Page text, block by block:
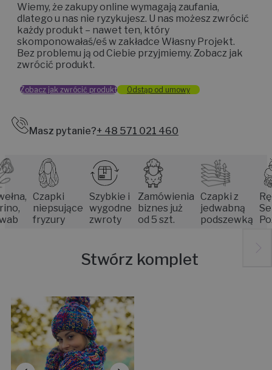
Wiemy, że zakupy online wymagają zaufania,
dlatego u nas nie ryzykujesz. U nas możesz zwrócić
każdy produkt – nawet ten, który
skomponowałaś/eś w zakładce Własny Projekt.
Bez problemu ją od Ciebie przyjmiemy. Zobacz jak
zwrócić produkt.
Zobacz jak zwrócić produkt Odstąp od umowy
Masz pytanie?+ 48 571 021 460
Czapki
niepsujące
fryzury
Szybkie i
wygodne
zwroty
Zamówienia
biznes już
od 5 szt.
Czapki z
jedwabną
podszewką
Stwórz komplet